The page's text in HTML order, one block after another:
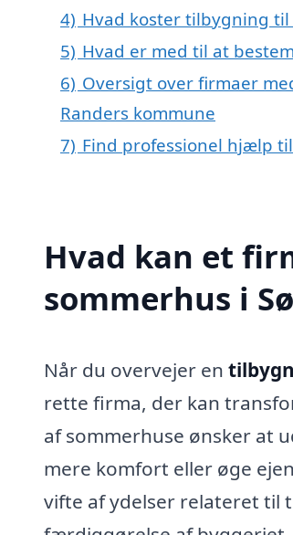
4) Hvad koster tilbygning
5) Hvad er med til at
6) Oversigt over firmaer
Randers kommune
7) Find professionel hjælp
Hvad kan et
sommerhus i
Når du overvejer en
rette firma, der kan
af sommerhuse ønsker at
mere komfort eller øge
vifte af ydelser relateret til